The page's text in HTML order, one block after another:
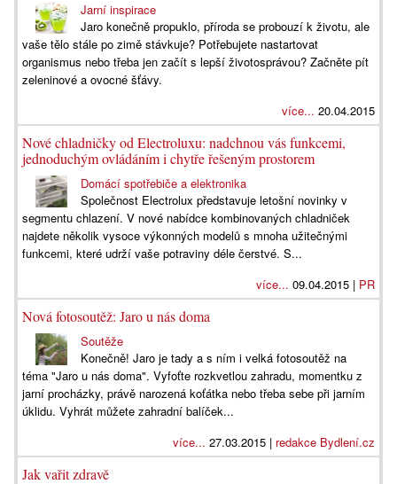
Jarní inspirace
Jaro konečně propuklo, příroda se probouzí k životu, ale
vaše tělo stále po zimě stávkuje? Potřebujete nastartovat
organismus nebo třeba jen začít s lepší životosprávou? Začněte pít
zeleninové a ovocné šťávy.
více... 20.04.2015
Nové chladničky od Electroluxu: nadchnou vás funkcemi,
jednoduchým ovládáním i chytře řešeným prostorem
Domácí spotřebiče a elektronika
Společnost Electrolux představuje letošní novinky v
segmentu chlazení. V nové nabídce kombinovaných chladniček
najdete několik vysoce výkonných modelů s mnoha užitečnými
funkcemi, které udrží vaše potraviny déle čerstvé. S...
více... 09.04.2015 | PR
Nová fotosoutěž: Jaro u nás doma
Soutěže
Konečně! Jaro je tady a s ním i velká fotosoutěž na
téma "Jaro u nás doma". Vyfoťte rozkvetlou zahradu, momentku z
jarní procházky, právě narozená koťátka nebo třeba sebe při jarním
úklidu. Vyhrát můžete zahradní balíček...
více... 27.03.2015 | redakce Bydlení.cz
Jak vařit zdravě